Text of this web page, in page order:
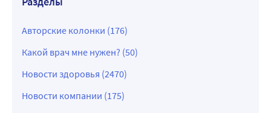
Авторские колонки (176)
Какой врач мне нужен? (50)
Новости здоровья (2470)
Новости компании (175)